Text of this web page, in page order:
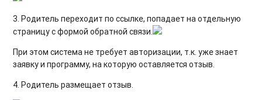
3. Родитель переходит по ссылке, попадает на отдельную
страницу с формой обратной связи.
При этом система не требует авторизации, т.к. уже знает
заявку и программу, на которую оставляется отзыв.
4. Родитель размещает отзыв.